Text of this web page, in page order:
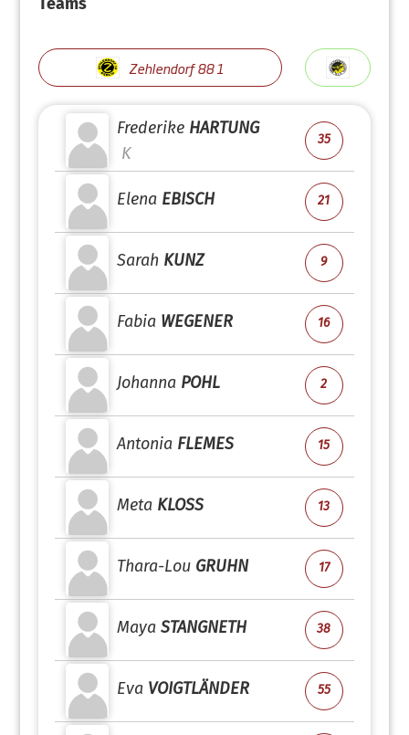
Zehlendorf 88 1
Frederike HARTUNG
K
35
Elena EBISCH 21
Sarah KUNZ 9
Fabia WEGENER 16
Johanna POHL 2
Antonia FLEMES 15
Meta KLOSS 13
Thara-Lou GRUHN 17
Maya STANGNETH 38
Eva VOIGTLÄNDER 55